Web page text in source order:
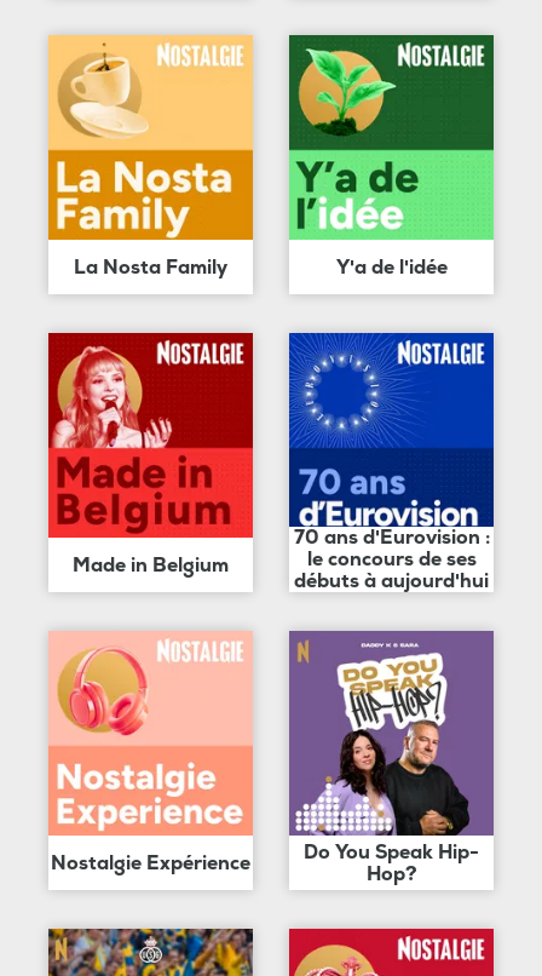
La Nosta Family Y'a de l'idée
Made in Belgium
70 ans d'Eurovision :
le concours de ses
débuts à aujourd'hui
Nostalgie Expérience
Do You Speak Hip-
Hop?